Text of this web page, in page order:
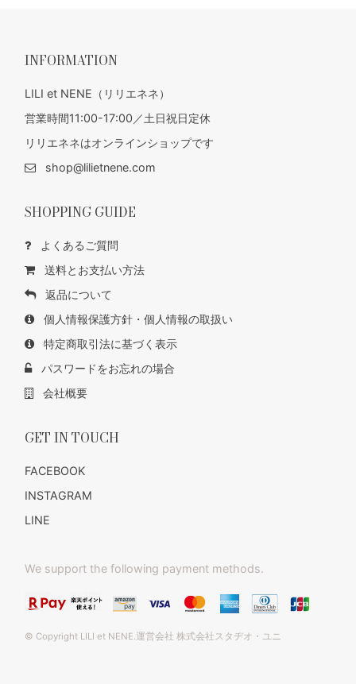
INFORMATION
LILI et NENE（リリエネネ）
営業時間11:00-17:00／土日祝日定休
リリエネネはオンラインショップです
shop@lilietnene.com
SHOPPING GUIDE
よくあるご質問
送料とお支払い方法
返品について
個人情報保護方針・個人情報の取扱い
特定商取引法に基づく表示
パスワードをお忘れの場合
会社概要
GET IN TOUCH
FACEBOOK
INSTAGRAM
LINE
We support the following payment methods.
© Copyright LILI et NENE.運営会社 株式会社スタヂオ・ユニ